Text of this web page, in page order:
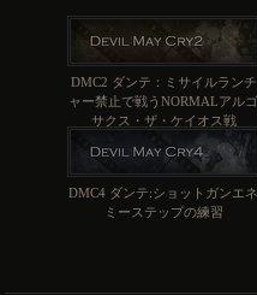
DMC2 ダンテ：ミサイルランチ
ャー禁止で戦うNORMALアルゴ
サクス・ザ・ケイオス戦
DMC4 ダンテ:ショットガンエネ
ミーステップの練習